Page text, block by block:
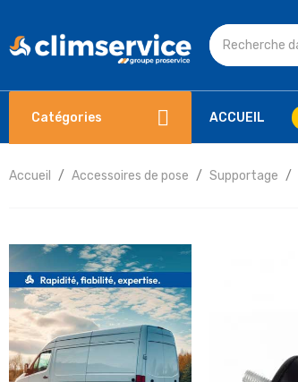
Catégories ACCUEIL
Accueil Accessoires de pose Supportage